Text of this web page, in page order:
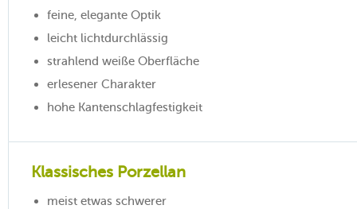
feine, elegante Optik
leicht lichtdurchlässig
strahlend weiße Oberfläche
erlesener Charakter
hohe Kantenschlagfestigkeit
Klassisches Porzellan
meist etwas schwerer